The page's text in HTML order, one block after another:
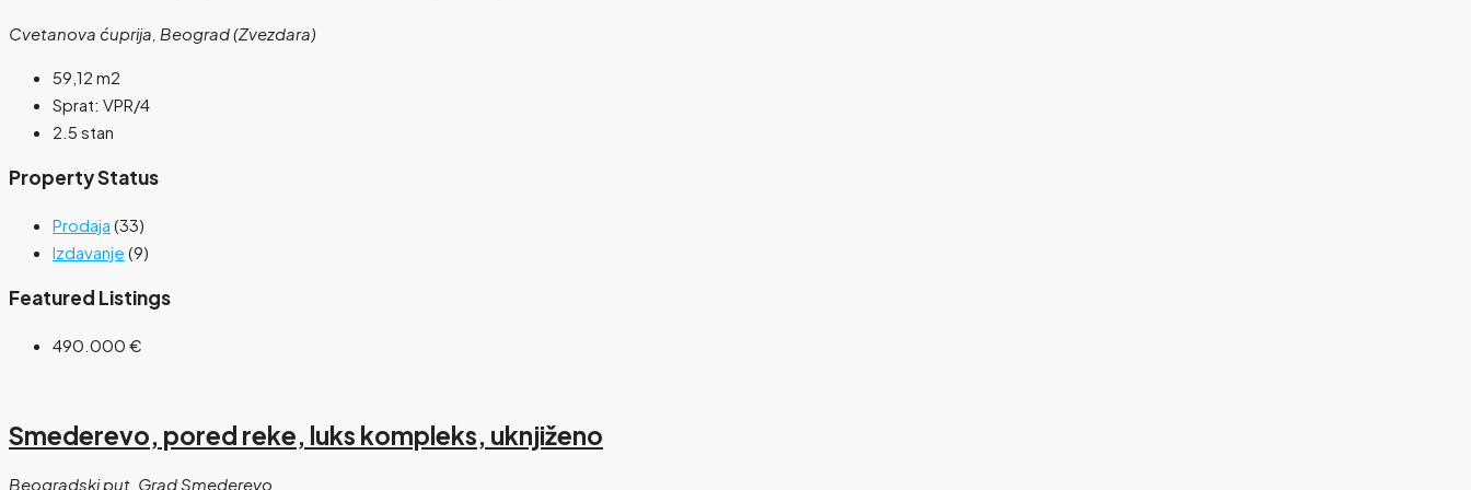
Cvetanova ćuprija, Beograd (Zvezdara)
59,12 m2
Sprat: VPR/4
2.5 stan
Property Status
Prodaja (33)
Izdavanje (9)
Featured Listings
490.000 €
Smederevo, pored reke, luks kompleks, uknjiženo
Beogradski put, Grad Smederevo